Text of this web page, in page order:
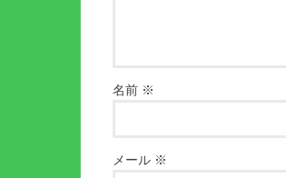
名前 ※
メール ※